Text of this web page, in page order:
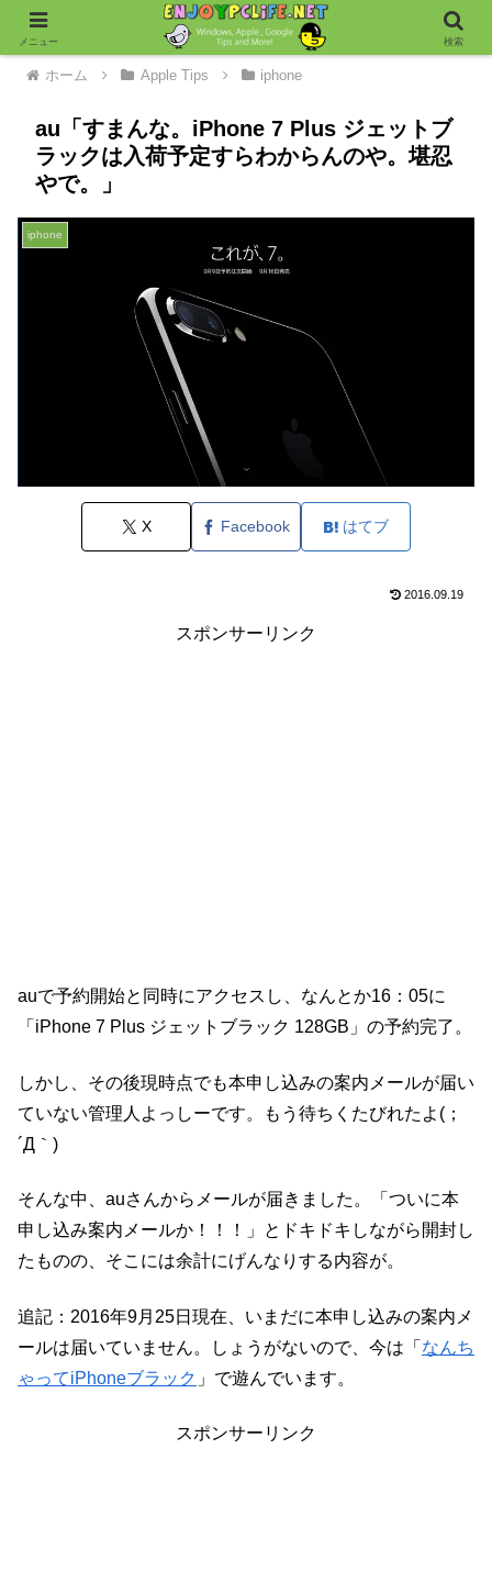
ホーム Apple Tips iphone
au「すまんな。iPhone 7 Plus ジェットブ
ラックは入荷予定すらわからんのや。堪忍
やで。」
iphone
X Facebook はてブ
2016.09.19
スポンサーリンク
auで予約開始と同時にアクセスし、なんとか16：05に
「iPhone 7 Plus ジェットブラック 128GB」の予約完了。
しかし、その後現時点でも本申し込みの案内メールが届い
ていない管理人よっしーです。もう待ちくたびれたよ(；
´Д｀)
そんな中、auさんからメールが届きました。「ついに本
申し込み案内メールか！！！」とドキドキしながら開封し
たものの、そこには余計にげんなりする内容が。
追記：2016年9月25日現在、いまだに本申し込みの案内メ
ールは届いていません。しょうがないので、今は「 なんち
ゃってiPhoneブラック 」で遊んでいます。
スポンサーリンク
メニュー 検索